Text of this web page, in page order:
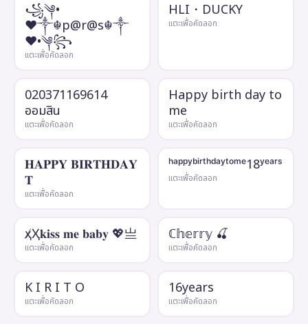
꧁༆•
❤༒☬p@r@s☬༒
❤•༆꧂
แตะเพื่อคัดลอก
HLI・DUCKY
แตะเพื่อคัดลอก
020371169614
ออมสิน
แตะเพื่อคัดลอก
Happy birth day to
me
แตะเพื่อคัดลอก
𝐇𝐀𝐏𝐏𝐘 𝐁𝐈𝐑𝐓𝐇𝐃𝐀𝐘
𝐓
แตะเพื่อคัดลอก
ʰᵃᵖᵖʸᵇⁱʳᵗʰᵈᵃʸᵗᵒᵐᵉ18ʸᵉᵃʳˢ
แตะเพื่อคัดลอก
ҳ̸Ҳ𝐤𝐢𝐬𝐬 𝐦𝐞 𝐛𝐚𝐛𝐲 💖亗
แตะเพื่อคัดลอก
ℂ𝕙𝕖𝕣𝕣𝕪 🍒
แตะเพื่อคัดลอก
K I R I T O
แตะเพื่อคัดลอก
16years
แตะเพื่อคัดลอก